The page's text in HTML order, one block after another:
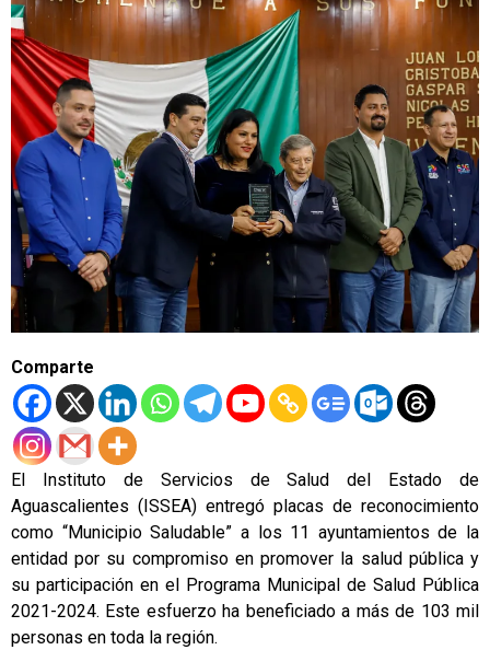
Comparte
El Instituto de Servicios de Salud del Estado de
Aguascalientes (ISSEA) entregó placas de reconocimiento
como “Municipio Saludable” a los 11 ayuntamientos de la
entidad por su compromiso en promover la salud pública y
su participación en el Programa Municipal de Salud Pública
2021-2024. Este esfuerzo ha beneficiado a más de 103 mil
personas en toda la región.